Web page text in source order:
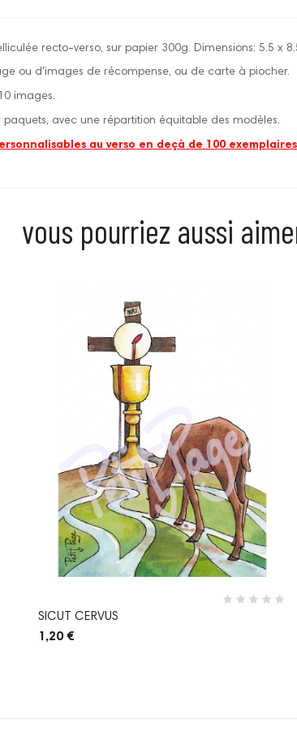
recto-verso, sur papier 300g. Dimensions: 5.5 x
ou d'images de récompense, ou de carte à piocher.
images.
avec une répartition équitable des modèles.
au verso en deçà de 100
vous pourriez aussi
SICUT CERVUS
1,20 €